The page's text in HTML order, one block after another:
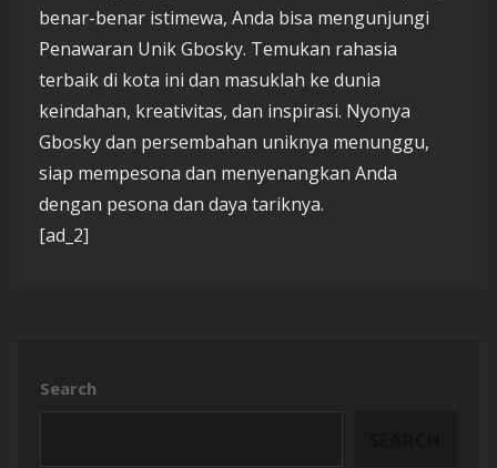
benar-benar istimewa, Anda bisa mengunjungi
Penawaran Unik Gbosky. Temukan rahasia
terbaik di kota ini dan masuklah ke dunia
keindahan, kreativitas, dan inspirasi. Nyonya
Gbosky dan persembahan uniknya menunggu,
siap mempesona dan menyenangkan Anda
dengan pesona dan daya tariknya.
[ad_2]
Search